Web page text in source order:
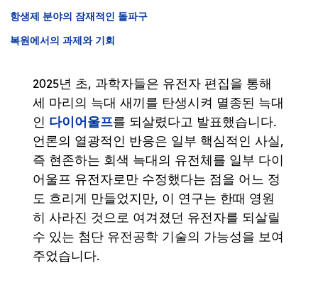
항생제 분야의 잠재적인 돌파구
복원에서의 과제와 기회
2025년 초, 과학자들은 유전자 편집을 통해
세 마리의 늑대 새끼를 탄생시켜 멸종된 늑대
인 다이어울프를 되살렸다고 발표했습니다.
언론의 열광적인 반응은 일부 핵심적인 사실,
즉 현존하는 회색 늑대의 유전체를 일부 다이
어울프 유전자로만 수정했다는 점을 어느 정
도 흐리게 만들었지만, 이 연구는 한때 영원
히 사라진 것으로 여겨졌던 유전자를 되살릴
수 있는 첨단 유전공학 기술의 가능성을 보여
주었습니다.